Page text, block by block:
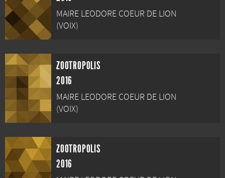
MAIRE LEODORE COEUR DE LION
(VOIX)
ZOOTROPOLIS
2016
MAIRE LEODORE COEUR DE LION
(VOIX)
ZOOTROPOLIS
2016